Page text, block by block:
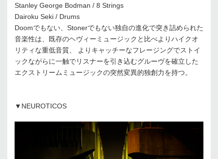
Stanley George Bodman / 8 Strings
Dairoku Seki / Drums
Doomでもない、Stonerでもない独自の進化で突き詰められた
音楽性は、既存のヘヴィーミュージックと比べよりハイクオ
リティな重低音質、 よりキャッチーなフレージングでストイ
ックながらに一触でリスナーを引き込むグルーヴを確立した
エクストリームミュージックの突然変異的独創力を持つ。
▼NEUROTICOS